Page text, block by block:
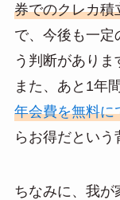
券でのクレカ積
で、今後も一定
う判断がありま
また、あと1年
年会費を無料に
らお得だという
ちなみに、我が